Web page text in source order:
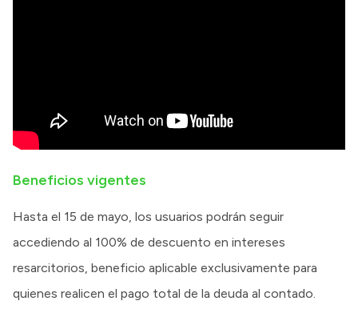
Beneficios vigentes
Hasta el 15 de mayo, los usuarios podrán seguir
accediendo al 100% de descuento en intereses
resarcitorios, beneficio aplicable exclusivamente para
quienes realicen el pago total de la deuda al contado.